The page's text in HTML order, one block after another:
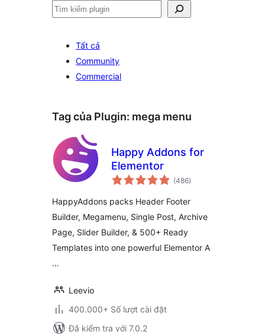
Tìm
Tất cả
Community
Commercial
Tag của Plugin: mega menu
Happy Addons for
Elementor
(486tổng
đánh
)
HappyAddons packs Header Footer
Builder, Megamenu, Single Post, Archive
Page, Slider Builder, & 500+ Ready
Templates into one powerful Elementor A
…
Leevio
400.000+ Số lượt cài đặt
Đã kiểm tra với 7.0.2